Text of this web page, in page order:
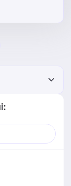
власників